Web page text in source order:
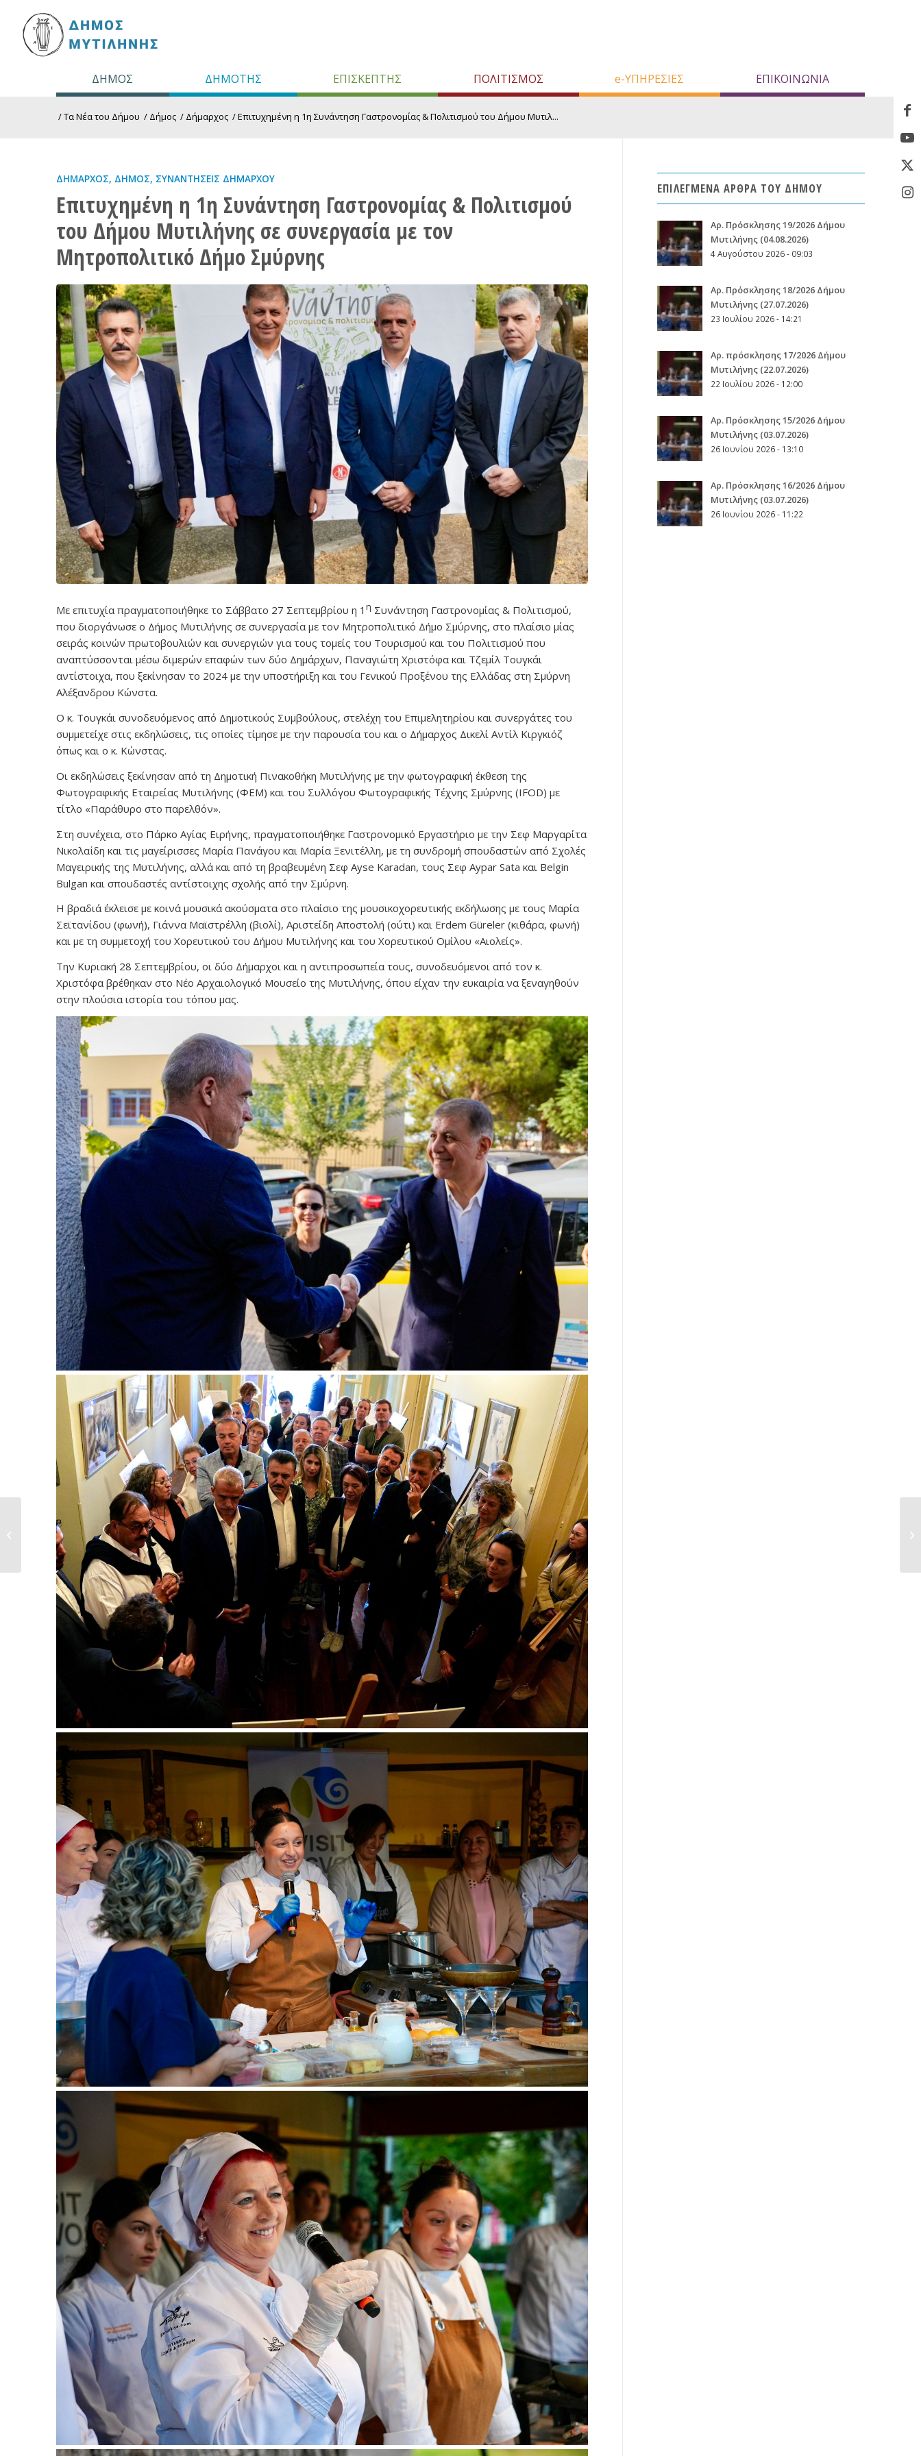
ΔΗΜΟΣ ΔΗΜΟΤΗΣ ΕΠΙΣΚΕΠΤΗΣ ΠΟΛΙΤΙΣΜΟΣ e-ΥΠΗΡΕΣΙΕΣ ΕΠΙΚΟΙΝΩΝΙΑ
/Τα Νέα του Δήμου / Δήμος / Δήμαρχος /Επιτυχημένη η 1η Συνάντηση Γαστρονομίας & Πολιτισμού του Δήμου Μυτιλ...
ΔΉΜΑΡΧΟΣ, ΔΉΜΟΣ, ΣΥΝΑΝΤΉΣΕΙΣ ΔΗΜΆΡΧΟΥ
Επιτυχημένη η 1η Συνάντηση Γαστρονομίας & Πολιτισμού
του Δήμου Μυτιλήνης σε συνεργασία με τον
Μητροπολιτικό Δήμο Σμύρνης
Με επιτυχία πραγματοποιήθηκε το Σάββατο 27 Σεπτεμβρίου η 1 η Συνάντηση Γαστρονομίας & Πολιτισμού,
που διοργάνωσε ο Δήμος Μυτιλήνης σε συνεργασία με τον Μητροπολιτικό Δήμο Σμύρνης, στο πλαίσιο μίας
σειράς κοινών πρωτοβουλιών και συνεργιών για τους τομείς του Τουρισμού και του Πολιτισμού που
αναπτύσσονται μέσω διμερών επαφών των δύο Δημάρχων, Παναγιώτη Χριστόφα και Τζεμίλ Τουγκάι
αντίστοιχα, που ξεκίνησαν το 2024 με την υποστήριξη και του Γενικού Προξένου της Ελλάδας στη Σμύρνη
Αλέξανδρου Κώνστα.
Ο κ. Τουγκάι συνοδευόμενος από Δημοτικούς Συμβούλους, στελέχη του Επιμελητηρίου και συνεργάτες του
συμμετείχε στις εκδηλώσεις, τις οποίες τίμησε με την παρουσία του και ο Δήμαρχος Δικελί Αντίλ Κιργκιόζ
όπως και ο κ. Κώνστας.
Οι εκδηλώσεις ξεκίνησαν από τη Δημοτική Πινακοθήκη Μυτιλήνης με την φωτογραφική έκθεση της
Φωτογραφικής Εταιρείας Μυτιλήνης (ΦΕΜ) και του Συλλόγου Φωτογραφικής Τέχνης Σμύρνης (IFOD) με
τίτλο «Παράθυρο στο παρελθόν».
Στη συνέχεια, στο Πάρκο Αγίας Ειρήνης, πραγματοποιήθηκε Γαστρονομικό Εργαστήριο με την Σεφ Μαργαρίτα
Νικολαΐδη και τις μαγείρισσες Μαρία Πανάγου και Μαρία Ξενιτέλλη, με τη συνδρομή σπουδαστών από Σχολές
Μαγειρικής της Μυτιλήνης, αλλά και από τη βραβευμένη Σεφ Ayse Karadan, τους Σεφ Aypar Sata και Belgin
Bulgan και σπουδαστές αντίστοιχης σχολής από την Σμύρνη.
Η βραδιά έκλεισε με κοινά μουσικά ακούσματα στο πλαίσιο της μουσικοχορευτικής εκδήλωσης με τους Μαρία
Σεϊτανίδου (φωνή), Γιάννα Μαϊστρέλλη (βιολί), Αριστείδη Αποστολή (ούτι) και Erdem Güreler (κιθάρα, φωνή)
και με τη συμμετοχή του Χορευτικού του Δήμου Μυτιλήνης και του Χορευτικού Ομίλου «Αιολείς».
Την Κυριακή 28 Σεπτεμβρίου, οι δύο Δήμαρχοι και η αντιπροσωπεία τους, συνοδευόμενοι από τον κ.
Χριστόφα βρέθηκαν στο Νέο Αρχαιολογικό Μουσείο της Μυτιλήνης, όπου είχαν την ευκαιρία να ξεναγηθούν
στην πλούσια ιστορία του τόπου μας.
ΕΠΙΛΕΓΜΕΝΑ ΑΡΘΡΑ ΤΟΥ ΔΗΜΟΥ
Aρ. Πρόσκλησης 19/2026 Δήμου
Μυτιλήνης (04.08.2026)
4 Αυγούστου 2026 - 09:03
Aρ. Πρόσκλησης 18/2026 Δήμου
Μυτιλήνης (27.07.2026)
23 Ιουλίου 2026 - 14:21
Αρ. πρόσκλησης 17/2026 Δήμου
Μυτιλήνης (22.07.2026)
22 Ιουλίου 2026 - 12:00
Aρ. Πρόσκλησης 15/2026 Δήμου
Μυτιλήνης (03.07.2026)
26 Ιουνίου 2026 - 13:10
Aρ. Πρόσκλησης 16/2026 Δήμου
Μυτιλήνης (03.07.2026)
26 Ιουνίου 2026 - 11:22
Ανάρτηση
προσωρινών πινάκων
κατάταξης και...